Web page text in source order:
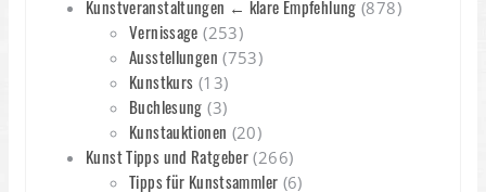
Kunstveranstaltungen ← klare Empfehlung (878)
Vernissage (253)
Ausstellungen (753)
Kunstkurs (13)
Buchlesung (3)
Kunstauktionen (20)
Kunst Tipps und Ratgeber (266)
Tipps für Kunstsammler (6)